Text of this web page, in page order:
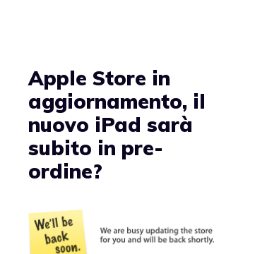
Apple Store in
aggiornamento, il
nuovo iPad sarà
subito in pre-
ordine?